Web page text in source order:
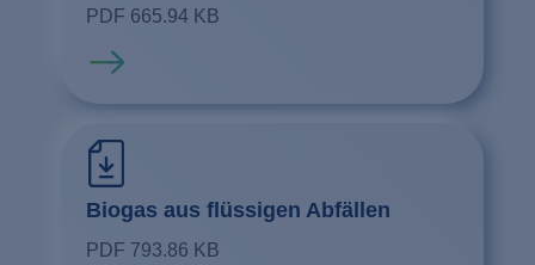
PDF 665.94 KB
Mehr erfahren
Biogas aus flüssigen Abfällen
PDF 793.86 KB